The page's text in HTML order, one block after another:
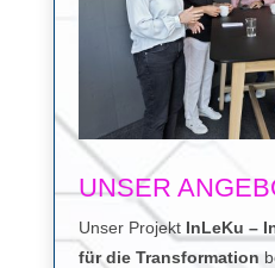
UNSER
Unser Projekt InLeKu –
für die Transformation